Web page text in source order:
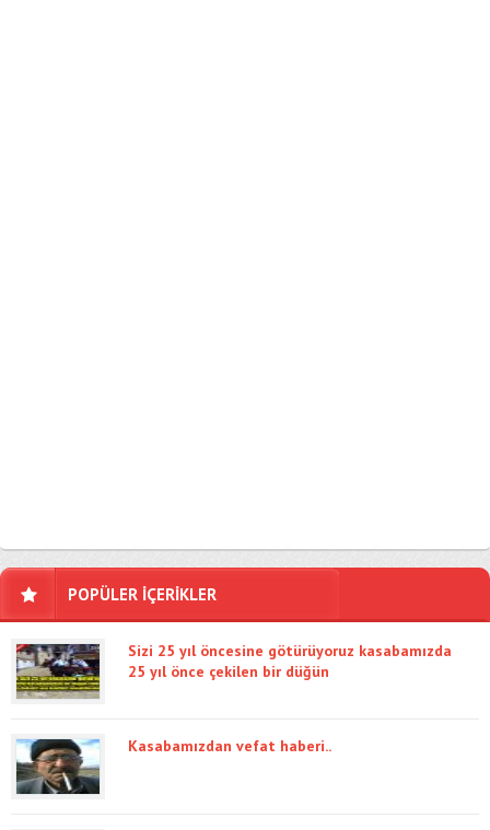
POPÜLER İÇERİKLER
Sizi 25 yıl öncesine götürüyoruz kasabamızda
25 yıl önce çekilen bir düğün
Kasabamızdan vefat haberi..